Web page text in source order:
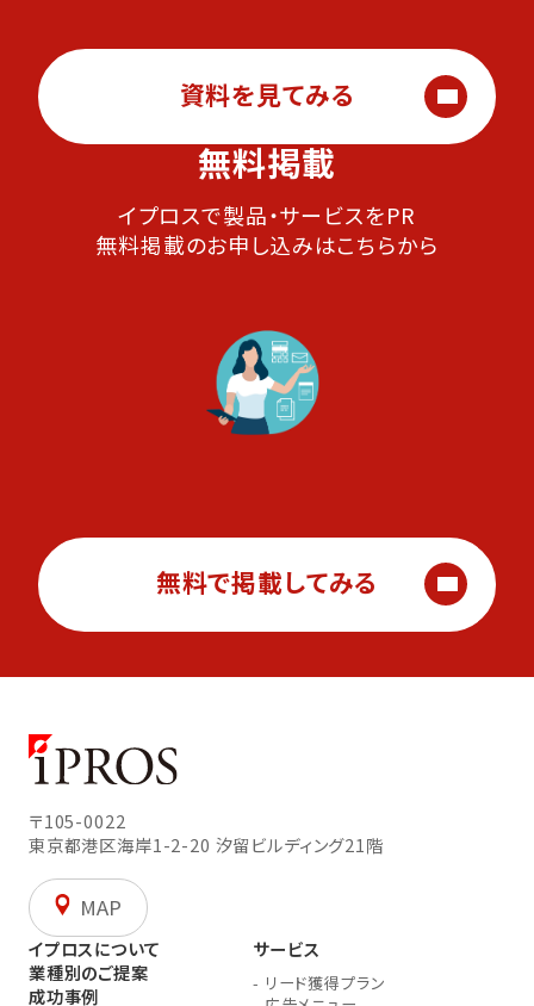
資料を見てみる
無料掲載
イプロスで製品・サービスをPR
無料掲載のお申し込みはこちらから
無料で掲載してみる
〒105-0022
東京都港区海岸1-2-20 汐留ビルディング21階
MAP
イプロスについて
業種別のご提案
成功事例
サービス
- リード獲得プラン